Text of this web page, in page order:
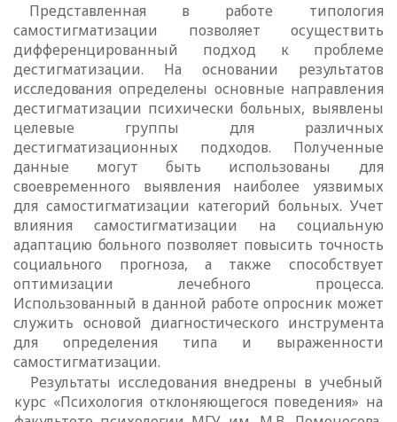
Представленная в работе типология
самостигматизации позволяетосуществить
дифференцированный подход к проблеме
дестигматизации. На основании результатов
исследования определены основные направления
дестигматизации психически больных, выявлены
целевые группы для различных
дестигматизационных подходов. Полученные
данные могут быть использованы для
своевременного выявления наиболее уязвимых
длясамостигматизации категорий больных. Учет
влияния самостигматизации на социальную
адаптацию больного позволяет повысить точность
социального прогноза, а также способствует
оптимизации лечебного процесса.
Использованный в данной работе опросник может
служить основойдиагностического инструмента
для определения типа и выраженности
самостигматизации.
Результаты исследования внедрены в учебный
курс «Психология отклоняющегося поведения» на